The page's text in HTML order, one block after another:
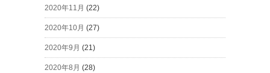
2020年11月 (22)
2020年10月 (27)
2020年9月 (21)
2020年8月 (28)